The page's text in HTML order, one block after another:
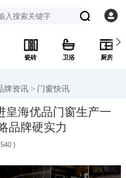
瓷砖 卫浴 厨房
牌资讯 > 门窗快讯
皇海优品门窗生产一
品牌硬实力
540 )